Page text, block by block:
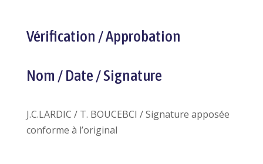
Vérification / Approbation
Nom / Date / Signature
J.C.LARDIC / T. BOUCEBCI / Signature apposée
conforme à l’original